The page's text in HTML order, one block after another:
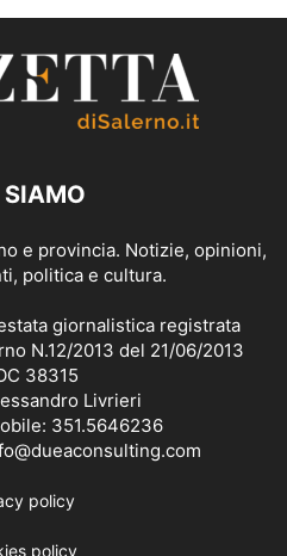
SIAMO
e provincia. Notizie, opinioni,
politica e cultura.
giornalistica registrata
N.12/2013 del 21/06/2013
38315
Livrieri
351.5646236
policy
policy